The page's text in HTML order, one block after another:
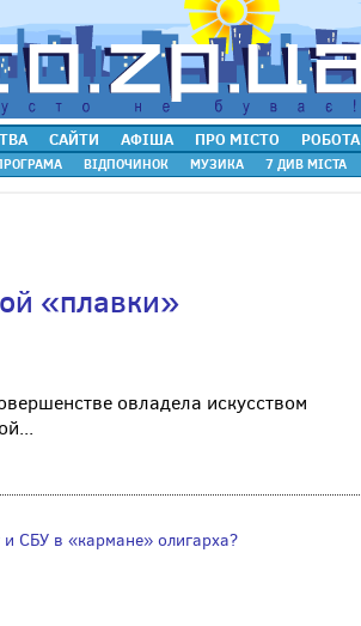
САЙТИ АФІША ПРО МІСТО РОБОТА
ВІДПОЧИНОК МУЗИКА 7 ДИВ МІСТА
«плавки»
овладела искусством
и СБУ в «кармане» олигарха?